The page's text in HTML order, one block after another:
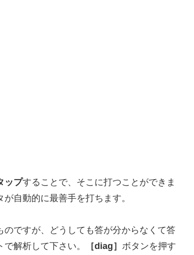
ップすることで、そこに打つことができま
自動的に最善手を打ちます。
のですが、どうしても答が分からなくて答
解析して下さい。
［diag］ ボタンを押す